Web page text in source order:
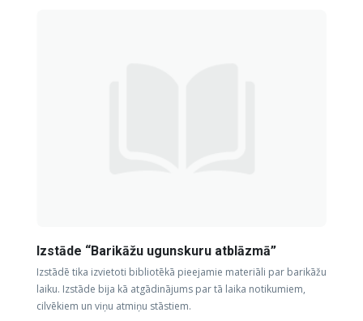
Izstāde “Barikāžu ugunskuru atblāzmā”
Izstādē tika izvietoti bibliotēkā pieejamie materiāli par barikāžu
laiku. Izstāde bija kā atgādinājums par tā laika notikumiem,
cilvēkiem un viņu atmiņu stāstiem.